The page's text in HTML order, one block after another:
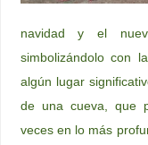
navidad y el
simbolizándolo con
algún lugar
de una cueva, que
veces en lo más